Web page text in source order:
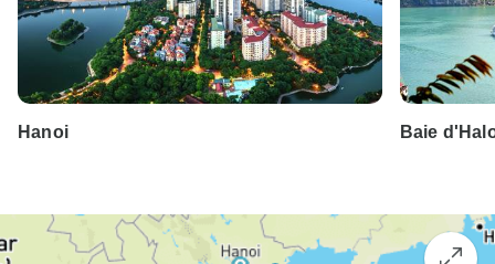
Hanoi Baie